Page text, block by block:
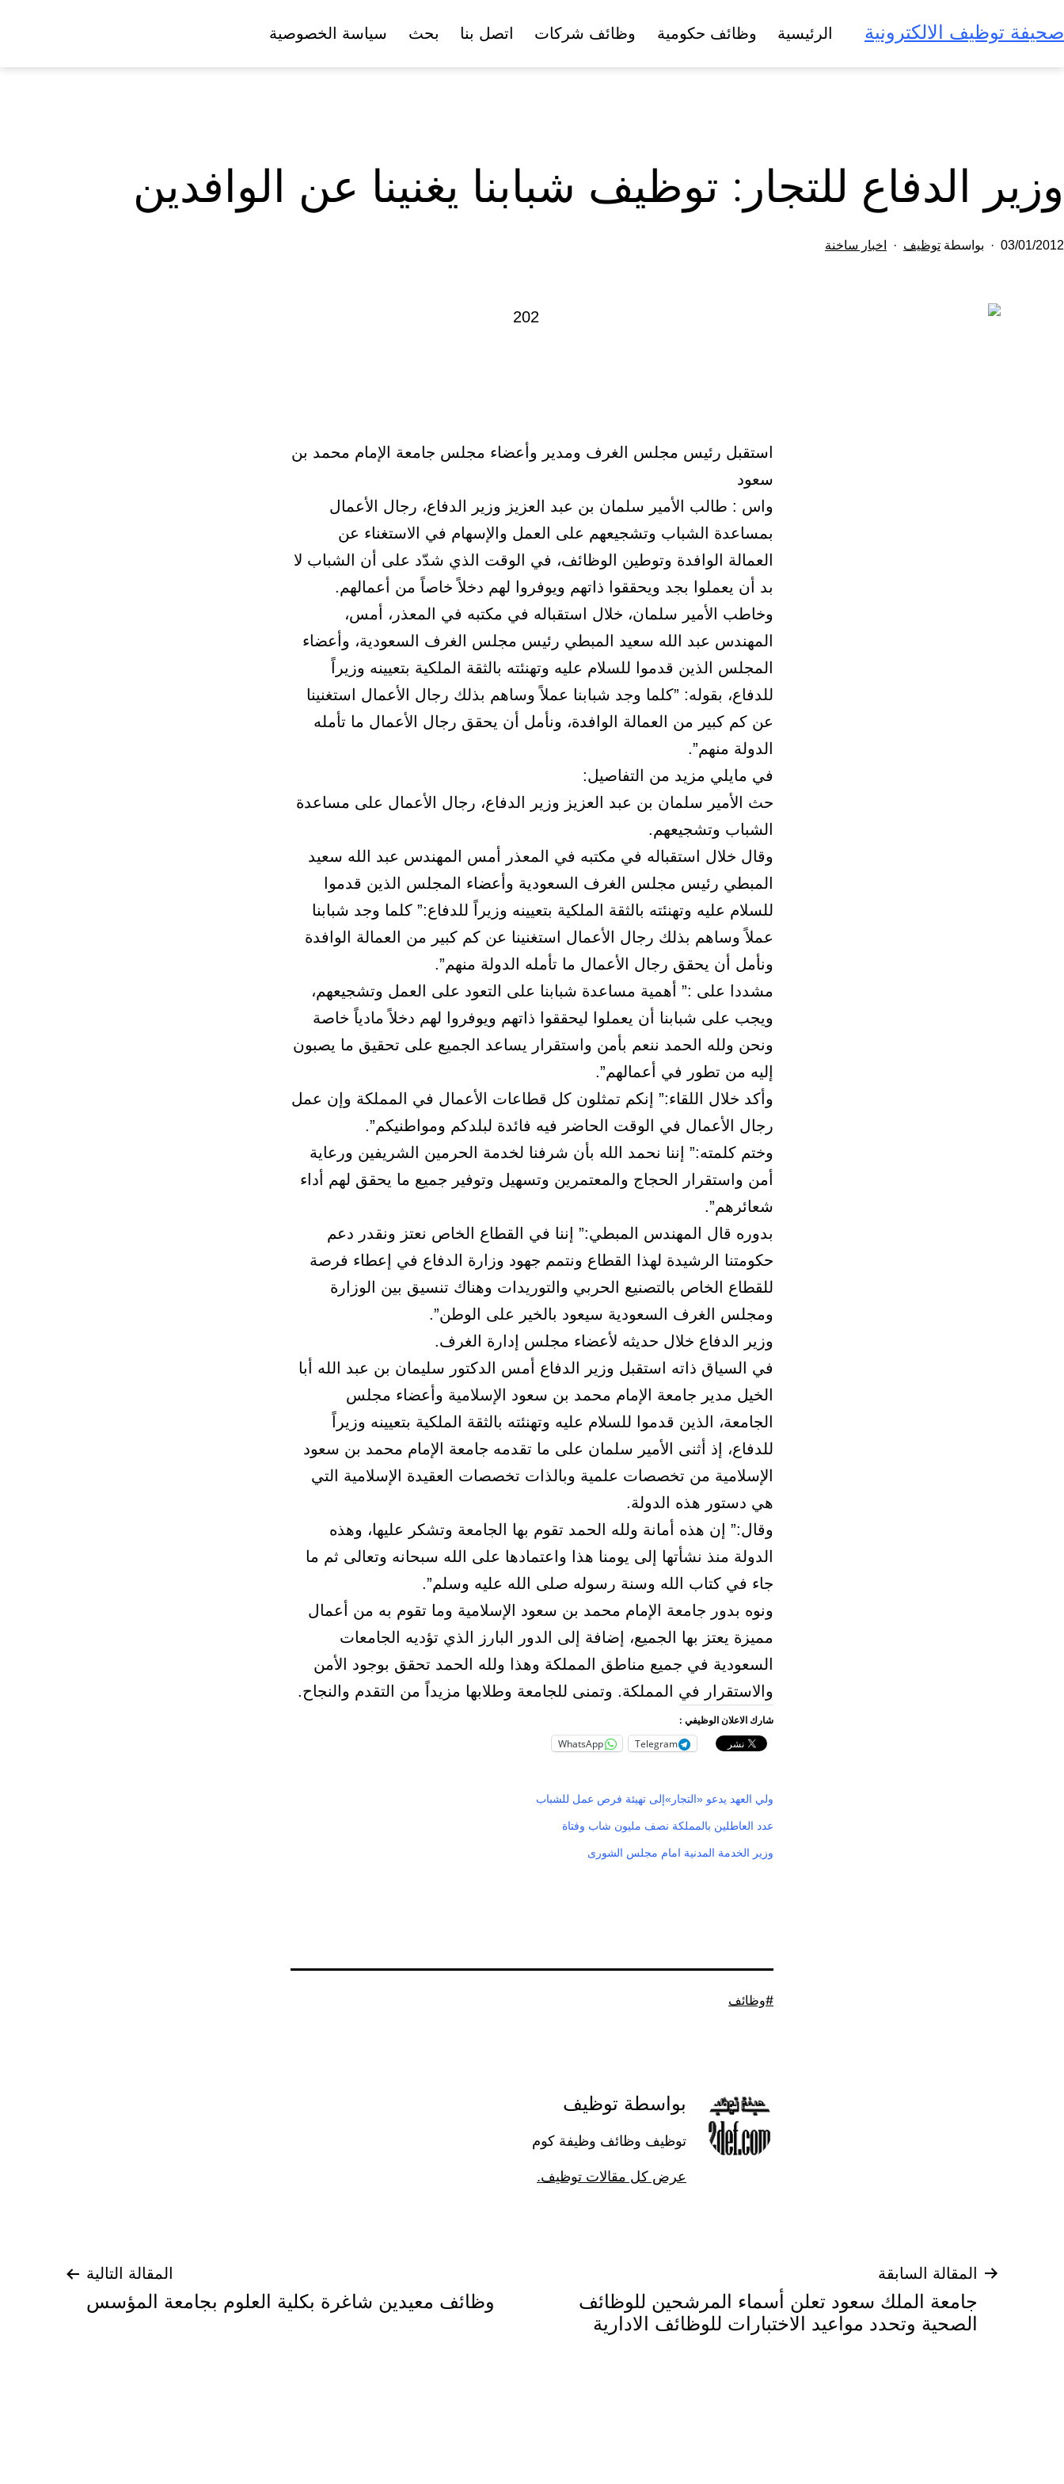
إلى
المحتوى
صحيفة توظيف الالكترونية الرئيسية وظائف حكومية وظائف شركات اتصل بنا بحث سياسة الخصوصية
وزير الدفاع للتجار: توظيف شبابنا يغنينا عن الوافدين
تم
03/01/2012 بواسطة توظيف اخبار ساخنة
استقبل رئيس مجلس الغرف ومدير وأعضاء مجلس جامعة الإمام محمد بن
سعود
واس : طالب الأمير سلمان بن عبد العزيز وزير الدفاع، رجال الأعمال
بمساعدة الشباب وتشجيعهم على العمل والإسهام في الاستغناء عن
العمالة الوافدة وتوطين الوظائف، في الوقت الذي شدّد على أن الشباب لا
بد أن يعملوا بجد ويحققوا ذاتهم ويوفروا لهم دخلاً خاصاً من أعمالهم.
وخاطب الأمير سلمان، خلال استقباله في مكتبه في المعذر، أمس،
المهندس عبد الله سعيد المبطي رئيس مجلس الغرف السعودية، وأعضاء
المجلس الذين قدموا للسلام عليه وتهنئته بالثقة الملكية بتعيينه وزيراً
للدفاع، بقوله: ”كلما وجد شبابنا عملاً وساهم بذلك رجال الأعمال استغنينا
عن كم كبير من العمالة الوافدة، ونأمل أن يحقق رجال الأعمال ما تأمله
الدولة منهم”.
في مايلي مزيد من التفاصيل:
حث الأمير سلمان بن عبد العزيز وزير الدفاع، رجال الأعمال على مساعدة
الشباب وتشجيعهم.
وقال خلال استقباله في مكتبه في المعذر أمس المهندس عبد الله سعيد
المبطي رئيس مجلس الغرف السعودية وأعضاء المجلس الذين قدموا
للسلام عليه وتهنئته بالثقة الملكية بتعيينه وزيراً للدفاع:” كلما وجد شبابنا
عملاً وساهم بذلك رجال الأعمال استغنينا عن كم كبير من العمالة الوافدة
ونأمل أن يحقق رجال الأعمال ما تأمله الدولة منهم”.
مشددا على :” أهمية مساعدة شبابنا على التعود على العمل وتشجيعهم،
ويجب على شبابنا أن يعملوا ليحققوا ذاتهم ويوفروا لهم دخلاً مادياً خاصة
ونحن ولله الحمد ننعم بأمن واستقرار يساعد الجميع على تحقيق ما يصبون
إليه من تطور في أعمالهم”.
وأكد خلال اللقاء:” إنكم تمثلون كل قطاعات الأعمال في المملكة وإن عمل
رجال الأعمال في الوقت الحاضر فيه فائدة لبلدكم ومواطنيكم”.
وختم كلمته:” إننا نحمد الله بأن شرفنا لخدمة الحرمين الشريفين ورعاية
أمن واستقرار الحجاج والمعتمرين وتسهيل وتوفير جميع ما يحقق لهم أداء
شعائرهم”.
بدوره قال المهندس المبطي:” إننا في القطاع الخاص نعتز ونقدر دعم
حكومتنا الرشيدة لهذا القطاع ونتمم جهود وزارة الدفاع في إعطاء فرصة
للقطاع الخاص بالتصنيع الحربي والتوريدات وهناك تنسيق بين الوزارة
ومجلس الغرف السعودية سيعود بالخير على الوطن”.
وزير الدفاع خلال حديثه لأعضاء مجلس إدارة الغرف.
في السياق ذاته استقبل وزير الدفاع أمس الدكتور سليمان بن عبد الله أبا
الخيل مدير جامعة الإمام محمد بن سعود الإسلامية وأعضاء مجلس
الجامعة، الذين قدموا للسلام عليه وتهنئته بالثقة الملكية بتعيينه وزيراً
للدفاع، إذ أثنى الأمير سلمان على ما تقدمه جامعة الإمام محمد بن سعود
الإسلامية من تخصصات علمية وبالذات تخصصات العقيدة الإسلامية التي
هي دستور هذه الدولة.
وقال:” إن هذه أمانة ولله الحمد تقوم بها الجامعة وتشكر عليها، وهذه
الدولة منذ نشأتها إلى يومنا هذا واعتمادها على الله سبحانه وتعالى ثم ما
جاء في كتاب الله وسنة رسوله صلى الله عليه وسلم”.
ونوه بدور جامعة الإمام محمد بن سعود الإسلامية وما تقوم به من أعمال
مميزة يعتز بها الجميع، إضافة إلى الدور البارز الذي تؤديه الجامعات
السعودية في جميع مناطق المملكة وهذا ولله الحمد تحقق بوجود الأمن
والاستقرار في المملكة. وتمنى للجامعة وطلابها مزيداً من التقدم والنجاح.
شارك الاعلان الوظيفي :
Telegram
WhatsApp
ولي العهد يدعو «التجار»إلى تهيئة فرص عمل للشباب
عدد العاطلين بالمملكة نصف مليون شاب وفتاة
وزير الخدمة المدنية امام مجلس الشورى
موسوم
وظائف
بواسطة توظيف
توظيف وظائف وظيفة كوم
عرض كل مقالات توظيف.
تصفّح
المقالات
المقالة السابقة
جامعة الملك سعود تعلن أسماء المرشحين للوظائف
الصحية وتحدد مواعيد الاختبارات للوظائف الادارية
المقالة التالية
وظائف معيدين شاغرة بكلية العلوم بجامعة المؤسس